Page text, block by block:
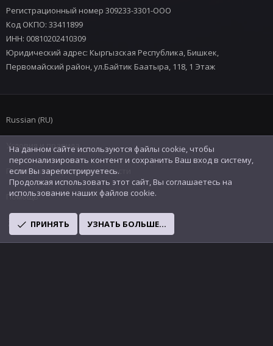
Регистрационный номер 309233-3301-ООО
Код ОКПО: 33411899
ИНН: 00810202410309
Юридический адрес: Кыргызская Республика, Бишкек,
Первомайский район, ул.Байтик Баатыра, 118, 1 Этаж
Russian (RU)
Условия и правила
Политика конфиденциальности
Помощь
R
S
На данном сайте используются файлы cookie, чтобы
персонализировать контент и сохранить Ваш вход в систему,
если Вы зарегистрируетесь.
Продолжая использовать этот сайт, Вы соглашаетесь на
использование наших файлов cookie.
ПРИНЯТЬ УЗНАТЬ БОЛЬШЕ...